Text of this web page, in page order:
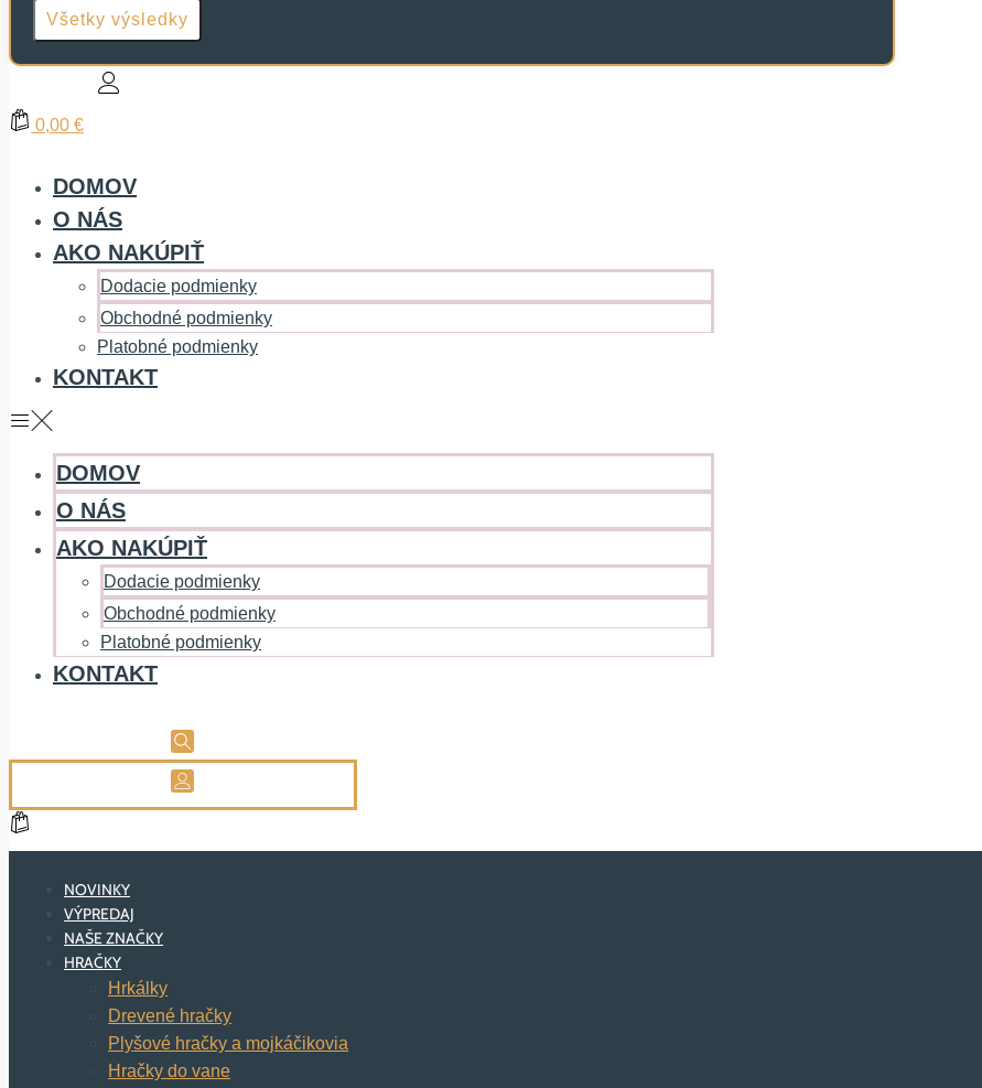
Všetky výsledky
0,00 €
DOMOV
O NÁS
AKO NAKÚPIŤ
Dodacie podmienky
Obchodné podmienky
Platobné podmienky
KONTAKT
DOMOV
O NÁS
AKO NAKÚPIŤ
Dodacie podmienky
Obchodné podmienky
Platobné podmienky
KONTAKT
NOVINKY
VÝPREDAJ
NAŠE ZNAČKY
HRAČKY
Hrkálky
Drevené hračky
Plyšové hračky a mojkáčikovia
Hračky do vane